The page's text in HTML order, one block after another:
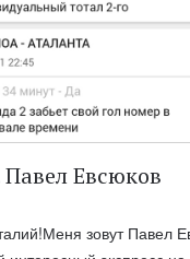
Евсюков
зовут Павел